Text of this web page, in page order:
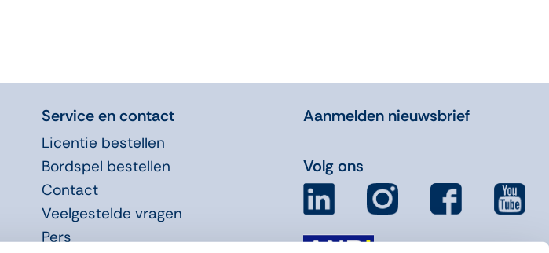
Service en contact
Licentie bestellen
Bordspel bestellen
Contact
Veelgestelde vragen
Pers
Aanmelden nieuwsbrief
Volg ons